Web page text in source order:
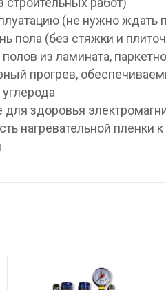
(не нужно ждать
пола (без стяжки и
из ламината,
прогрев,
для здоровья
нагревательной